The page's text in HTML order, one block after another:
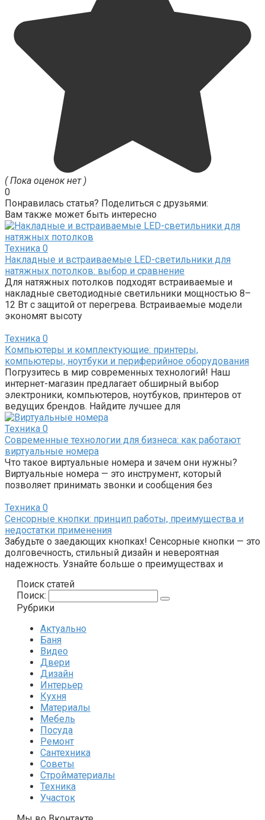
( Пока оценок нет )
0
Понравилась статья? Поделиться с друзьями:
Вам также может быть интересно
Техника 0
Накладные и встраиваемые LED-светильники для
натяжных потолков: выбор и сравнение
Для натяжных потолков подходят встраиваемые и
накладные светодиодные светильники мощностью 8–
12 Вт с защитой от перегрева. Встраиваемые модели
экономят высоту
Техника 0
Компьютеры и комплектующие: принтеры,
компьютеры, ноутбуки и периферийное оборудования
Погрузитесь в мир современных технологий! Наш
интернет-магазин предлагает обширный выбор
электроники, компьютеров, ноутбуков, принтеров от
ведущих брендов. Найдите лучшее для
Техника 0
Современные технологии для бизнеса: как работают
виртуальные номера
Что такое виртуальные номера и зачем они нужны?
Виртуальные номера — это инструмент, который
позволяет принимать звонки и сообщения без
Техника 0
Сенсорные кнопки: принцип работы, преимущества и
недостатки применения
Забудьте о заедающих кнопках! Сенсорные кнопки — это
долговечность, стильный дизайн и невероятная
надежность. Узнайте больше о преимуществах и
Поиск статей
Поиск:
Рубрики
Актуально
Баня
Видео
Двери
Дизайн
Интерьер
Кухня
Материалы
Мебель
Посуда
Ремонт
Сантехника
Советы
Стройматериалы
Техника
Участок